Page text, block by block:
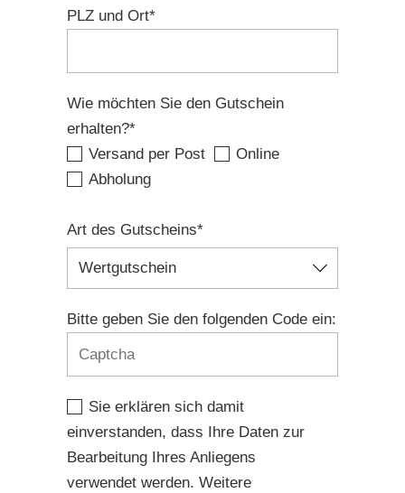
PLZ und Ort*
Wie möchten Sie den Gutschein
erhalten?*
Versand per Post
Online
Abholung
Art des Gutscheins*
Bitte geben Sie den folgenden Code ein:
Sie erklären sich damit
einverstanden, dass Ihre Daten zur
Bearbeitung Ihres Anliegens
verwendet werden. Weitere